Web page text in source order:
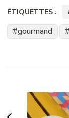
ÉTIQUETTES :
gourmand
d'article